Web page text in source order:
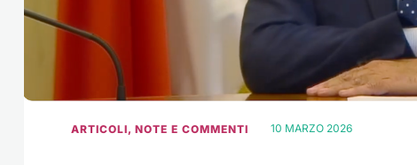
ARTICOLI, NOTE E COMMENTI 10 MARZO 2026